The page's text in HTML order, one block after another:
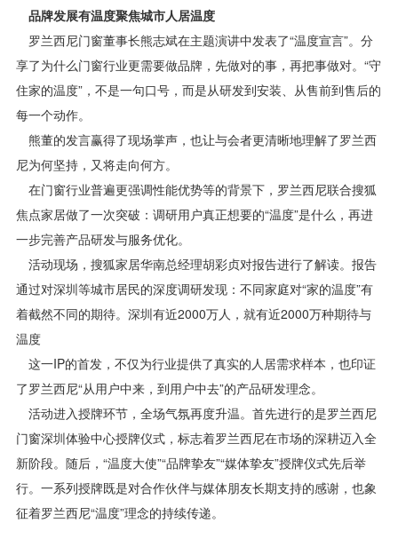
品牌发展有温度聚焦城市人居温度
罗兰西尼门窗董事长熊志斌在主题演讲中发表了“温度宣言”。分
享了为什么门窗行业更需要做品牌，先做对的事，再把事做对。“守
住家的温度”，不是一句口号，而是从研发到安装、从售前到售后的
每一个动作。
熊董的发言赢得了现场掌声，也让与会者更清晰地理解了罗兰西
尼为何坚持，又将走向何方。
在门窗行业普遍更强调性能优势等的背景下，罗兰西尼联合搜狐
焦点家居做了一次突破：调研用户真正想要的“温度”是什么，再进
一步完善产品研发与服务优化。
活动现场，搜狐家居华南总经理胡彩贞对报告进行了解读。报告
通过对深圳等城市居民的深度调研发现：不同家庭对“家的温度”有
着截然不同的期待。深圳有近2000万人，就有近2000万种期待与
温度
这一IP的首发，不仅为行业提供了真实的人居需求样本，也印证
了罗兰西尼“从用户中来，到用户中去”的产品研发理念。
活动进入授牌环节，全场气氛再度升温。首先进行的是罗兰西尼
门窗深圳体验中心授牌仪式，标志着罗兰西尼在市场的深耕迈入全
新阶段。随后，“温度大使”“品牌挚友”“媒体挚友”授牌仪式先后举
行。一系列授牌既是对合作伙伴与媒体朋友长期支持的感谢，也象
征着罗兰西尼“温度”理念的持续传递。